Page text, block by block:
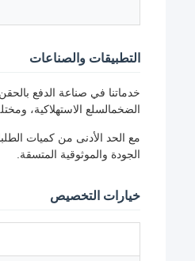
التطبيقات والصناعات
الضخمالسلع الاستهلاكية،
مع الحد الأدنى من كميات
الجودة والموثوقية المتسقة.
خيارات التخصيص